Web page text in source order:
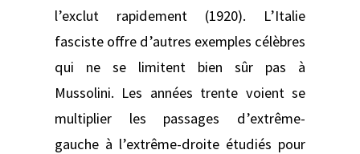
l’exclut rapidement (1920). L’Italie
fasciste offre d’autres exemples célèbres
qui ne se limitent bien sûr pas à
Mussolini. Les années trente voient se
multiplier les passages d’extrême-
gauche à l’extrême-droite étudiés pour